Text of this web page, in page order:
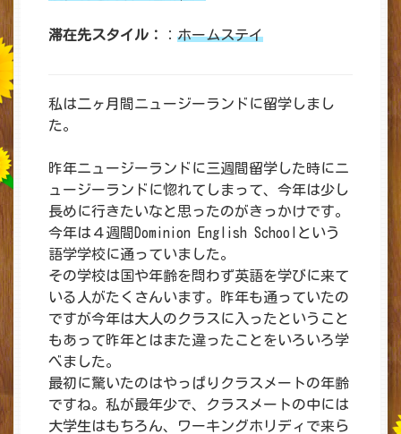
滞在先スタイル： ： ホームステイ
私は二ヶ月間ニュージーランドに留学しまし
た。
昨年ニュージーランドに三週間留学した時にニ
ュージーランドに惚れてしまって、今年は少し
長めに行きたいなと思ったのがきっかけです。
今年は４週間Dominion English Schoolという
語学学校に通っていました。
その学校は国や年齢を問わず英語を学びに来て
いる人がたくさんいます。昨年も通っていたの
ですが今年は大人のクラスに入ったということ
もあって昨年とはまた違ったことをいろいろ学
べました。
最初に驚いたのはやっぱりクラスメートの年齢
ですね。私が最年少で、クラスメートの中には
大学生はもちろん、ワーキングホリディで来ら